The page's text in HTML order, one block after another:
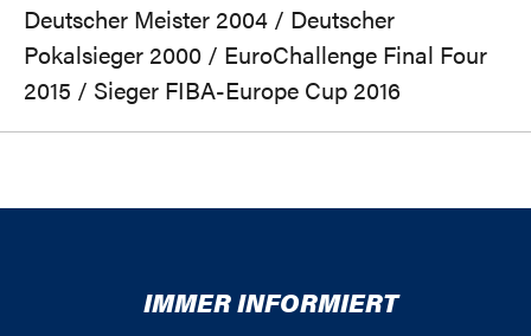
Deutscher Meister 2004 / Deutscher
Pokalsieger 2000 / EuroChallenge Final Four
2015 / Sieger FIBA-Europe Cup 2016
IMMER INFORMIERT